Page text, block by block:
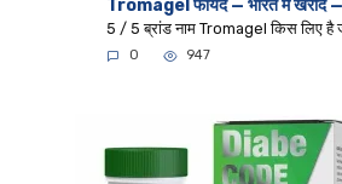
Tromagel फायदे — भारत में खरीदें
5 / 5 ब्रांड नाम Tromagel किस लिए है
0 947